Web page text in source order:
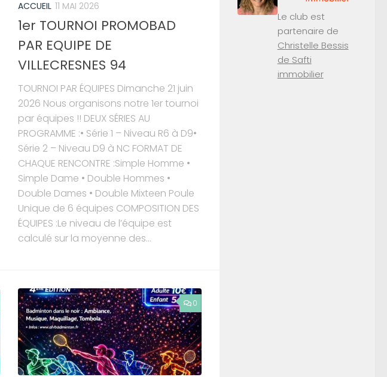
ACCUEIL 11 MAI 2026
1er TOURNOI PROMOBAD
PAR EQUIPE DE
VILLECRESNES 94
TOURNOI PAR ÉQUIPES Dimanche 21 juin
2026 Nous organisons notre 1er tournoi
par équipes !! DEUX SÉRIES AU
PROGRAMME :• Série 1 – Niveau R6 à D9•
Série 2 – Niveau D9 à NC FORMAT DE
CHAQUE RENCONTRE :Simple Homme •
Simple Dame • Double Hommes •
Double Dames • Double Mixteen Poule
Unique de 6 équipes COMPOSITION DES
ÉQUIPES :Le niveau de l’équipe est
calculé sur la moyenne des...
0
Le club est
partenaire de
Christelle Bessis
de Safti
immobilier